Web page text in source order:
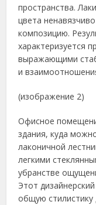
пространства.
цвета
композицию.
характеризуется
выражающими
и
(изображение 2)
Офисное
здания, куда
лаконичной
легкими
убранстве
Этот
общую